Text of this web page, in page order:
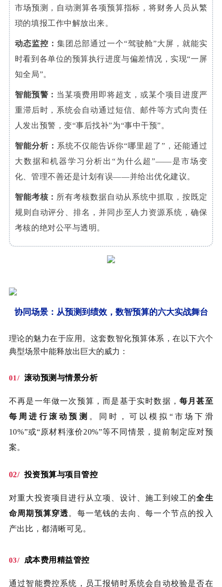
市场预测，自动测算各项预算指标，将财务人员从繁
琐的填报工作中解放出来。
动态监控 ： 集团总部通过一个“驾驶舱”大屏，就能实
时看到各单位的预算执行进度与偏差情况，实现“一屏
知全局”。
智能预警 ： 当某项费用即将超支，或某个项目进度严
重滞后时，系统会自动通过短信、邮件等方式向责任
人发出预警，变“事后找补”为“事中干预”。
智能分析： 系统不仅能告诉你“哪里超了”，还能通过
大数据和机器学习分析出“为什么超”——是市场变
化、管理不善还是计划有误——并给出优化建议。
智能考核： 所有考核数据自动从系统中抓取，按既定
规则自动评分、排名，并同步至人力资源系统，确保
考核的绝对公平与透明。
协同场景：从预测到绩效，数智预算的六大实战舞台
理论的魅力在于应用。这套数智化预算体系，在以下六个
典型场景中能释放出巨大的威力：
01/ 滚动预测与情景分析
不再是一年做一次预算，而是基于实时数据， 每月甚至
每周进行滚动预测 。同时，可以模拟“市场下滑
10%”或“原材料涨价20%”等不同情景，提前制定应对预
案。
02/投资预算与项目管控
对重大投资项目进行从立项、设计、施工到竣工的全生
命周期预算穿透。每一笔钱的去向、每一个节点的投入
产出比，都清晰可见。
03/ 成本费用精益管控
通过智能费控系统，员工报销时系统会自动校验是否在